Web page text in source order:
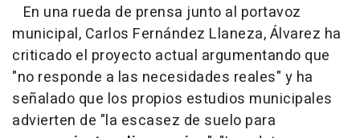
En una rueda de prensa junto al portavoz
municipal, Carlos Fernández Llaneza, Álvarez ha
criticado el proyecto actual argumentando que
"no responde a las necesidades reales" y ha
señalado que los propios estudios municipales
advierten de "la escasez de suelo para